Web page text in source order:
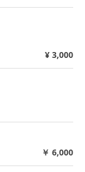
¥ 3,000
￥ 6,000